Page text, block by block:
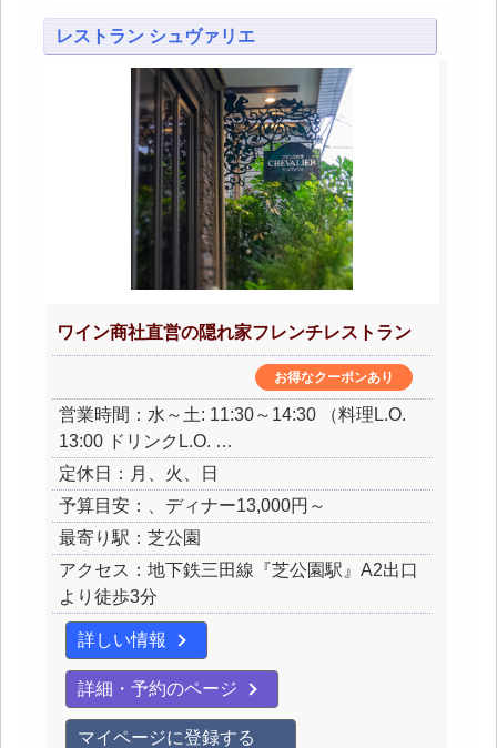
レストラン シュヴァリエ
ワイン商社直営の隠れ家フレンチレストラン
お得なクーポンあり
営業時間：水～土: 11:30～14:30 （料理L.O.
13:00 ドリンクL.O. …
定休日：月、火、日
予算目安：、ディナー13,000円～
最寄り駅：芝公園
アクセス：地下鉄三田線『芝公園駅』A2出口
より徒歩3分
詳しい情報
詳細・予約のページ
マイページに登録する